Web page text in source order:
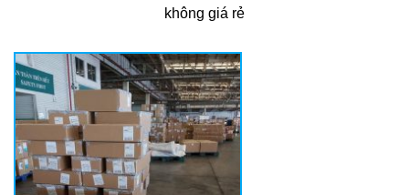
không giá rẻ